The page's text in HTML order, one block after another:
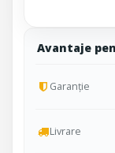
Avantaje
Garanție
Livrare